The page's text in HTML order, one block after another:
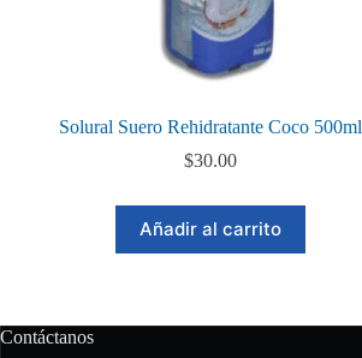
Solural Suero Rehidratante Coco 500ml
$30.00
Añadir al carrito
Contáctanos